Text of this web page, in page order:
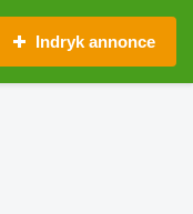
Indryk annonce